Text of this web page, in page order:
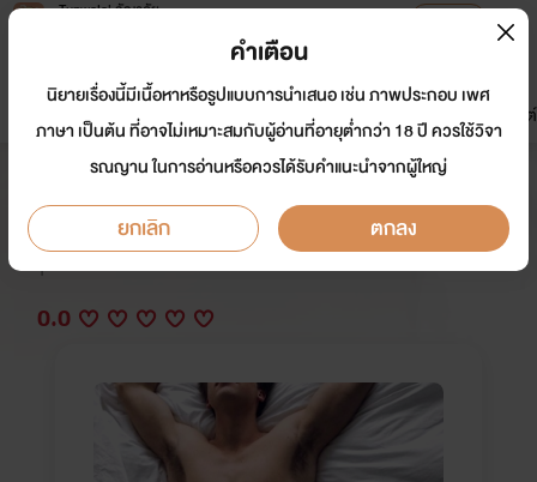
Tunwalai ธัญวลัย
หน้าแรก นิยาย อีบุ๊ก การ์ตูน
มาใหม่
ดรีมแชท ธัญลิสต์
How To Do จะทำยังไงกับนายขี้หึงดี
นักเขียน: มาม่าม่อน
Y
0.0
คำเตือน
นิยายเรื่องนี้มีเนื้อหาหรือรูปแบบการนำเสนอ เช่น ภาพประกอบ เพศ
ภาษา เป็นต้น ที่อาจไม่เหมาะสมกับผู้อ่านที่อายุต่ำกว่า 18 ปี ควรใช้วิจา
รณญาน ในการอ่านหรือควรได้รับคำแนะนำจากผู้ใหญ่
ยกเลิก ตกลง